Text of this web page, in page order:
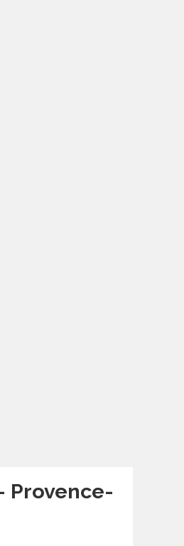
Provence-